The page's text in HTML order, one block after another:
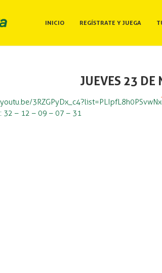
INICIO REGÍSTRATE Y JUEGA
JUEVES 23 DE
32 – 12 – 09 – 07 – 31